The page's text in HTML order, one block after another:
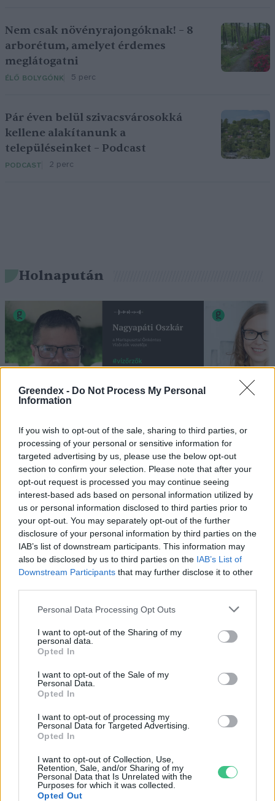
Greendex - Do Not Process My Personal
Information
If you wish to opt-out of the sale, sharing to third parties, or
processing of your personal or sensitive information for
targeted advertising by us, please use the below opt-out
section to confirm your selection. Please note that after your
opt-out request is processed you may continue seeing
interest-based ads based on personal information utilized by
us or personal information disclosed to third parties prior to
your opt-out. You may separately opt-out of the further
disclosure of your personal information by third parties on the
IAB’s list of downstream participants. This information may
also be disclosed by us to third parties on the IAB’s List of
Downstream Participants that may further disclose it to other
Personal Data Processing Opt Outs
I want to opt-out of the Sharing of my
personal data.
Opted In
I want to opt-out of the Sale of my
Personal Data.
Opted In
I want to opt-out of processing my
Personal Data for Targeted Advertising.
Opted In
I want to opt-out of Collection, Use,
Retention, Sale, and/or Sharing of my
Personal Data that Is Unrelated with the
Purposes for which it was collected.
Opted Out
Nem csak növényrajongóknak! – 8
arborétum, amelyet érdemes
meglátogatni
ÉLŐ BOLYGÓNK 5 perc
Pár éven belül szivacsvárosokká
kellene alakítanunk a
településeinket – Podcast
PODCAST 2 perc
Holnapután
„Mindegy már, hogy milyen
víz, csak víz legyen” |
Holnapután
Greendex 55:58
A
az ember
Greendex
Cickafark – Az évezredek óta
ismert gyógynövény